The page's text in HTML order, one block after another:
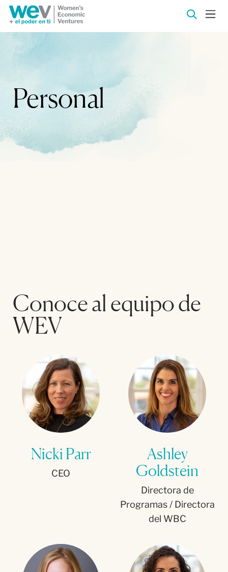
Personal
Conoce al equipo de
WEV
Nicki Parr
CEO
Ashley
Goldstein
Directora de
Programas / Directora
del WBC